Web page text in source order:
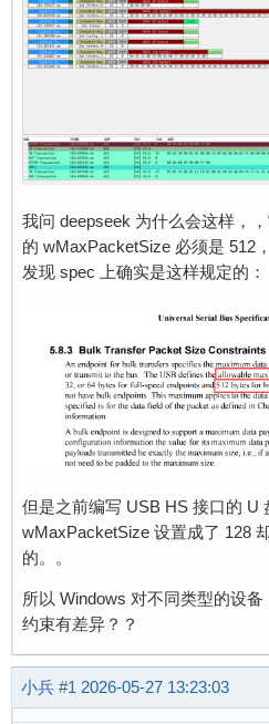
我问 deepseek 为什么会这样，
的 wMaxPacketSize 必须是 512
发现 spec 上确实是这样规定的：
但是之前编写 USB HS 接口的 U
wMaxPacketSize 设置成了 128
的。。
所以 Windows 对不同类型的设
约束有差异？？
小兵 #1 2026-05-27 13:23:03